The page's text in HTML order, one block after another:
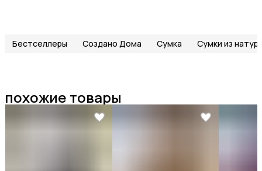
Бестселлеры Создано Дома Сумка Сумки из
похожие товары